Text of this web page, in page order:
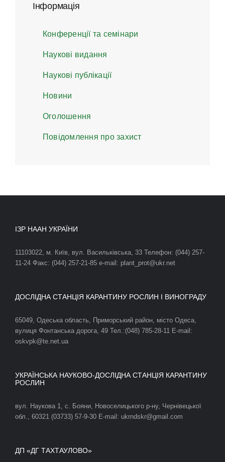
Інформація
Конференції та семінари
Наукові видання
Наукові публікації
Новини
Оголошення
Повідомлення про захист
ІЗР НААН УКРАЇНИ
11103022, м. Київ, вул. Васильківська, 33 Телефон: (044) 257-
11-24 Факс: (044) 257-21-85 e-mail: plant_prot@ukr.net
ДОСЛІДНА СТАНЦІЯ КАРАНТИНУ РОСЛИН І ВИНОГРАДУ
65049, Одеська область, Приморський район, місто Одеса,
вулиця Фонтанська дорога, 49 Тел.:(048) 785-28-11 E-mail:
oskvpk@te.net.ua
УКРАЇНСЬКА НАУКОВО-ДОСЛІДНА СТАНЦІЯ КАРАНТИНУ
РОСЛИН
вул. Наукова 1, с. Бояни, Новоселицького р-ну, Чернівецької
обл., 60321 (03733) 57-9-30 E-mail: ukrndskr@gmail.com
ДП «ДГ ТАХТАУЛОВО»